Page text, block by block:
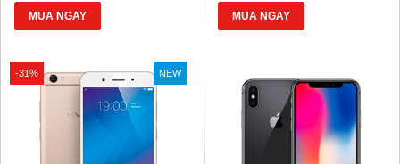
MUA NGAY MUA NGAY
-31% NEW